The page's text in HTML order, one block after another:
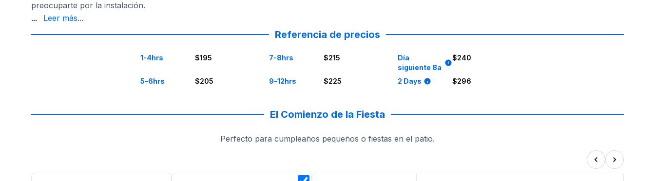
preocuparte por la instalación.
Rentals se encarga de la entrega, instalación y recogida, tú puedes relajarte y disfrutar la fiesta. ¿Qué esperas? ¡Reserva tu Brincolín de Animales Feliz Cumpleaños
... Leer más...
Referencia de precios
1-4hrs $195
5-6hrs $205
7-8hrs $215
9-12hrs $225
Día
siguiente 8a
$240
2 Days $296
El Comienzo de la Fiesta
Perfecto para cumpleaños pequeños o fiestas en el patio.